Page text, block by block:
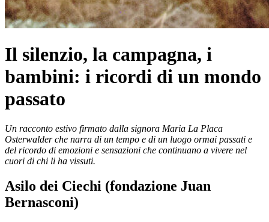
Il silenzio, la campagna, i
bambini: i ricordi di un mondo
passato
Un racconto estivo firmato dalla signora Maria La Placa
Osterwalder che narra di un tempo e di un luogo ormai passati e
del ricordo di emozioni e sensazioni che continuano a vivere nel
cuori di chi li ha vissuti.
Asilo dei Ciechi (fondazione Juan
Bernasconi)